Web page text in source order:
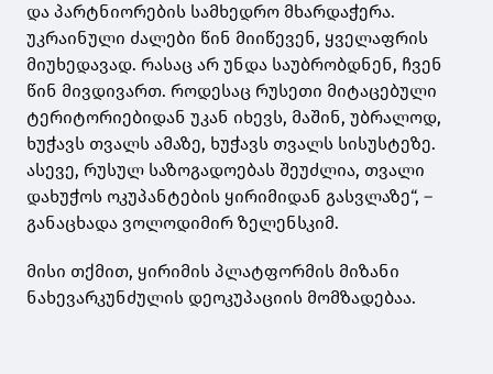
და პარტნიორების სამხედრო მხარდაჭერა.
უკრაინული ძალები წინ მიიწევენ, ყველაფრის
მიუხედავად. რასაც არ უნდა საუბრობდნენ, ჩვენ
წინ მივდივართ. როდესაც რუსეთი მიტაცებული
ტერიტორიებიდან უკან იხევს, მაშინ, უბრალოდ,
ხუჭავს თვალს ამაზე, ხუჭავს თვალს სისუსტეზე.
ასევე, რუსულ საზოგადოებას შეუძლია, თვალი
დახუჭოს ოკუპანტების ყირიმიდან გასვლაზე“, –
განაცხადა ვოლოდიმირ ზელენსკიმ.
მისი თქმით, ყირიმის პლატფორმის მიზანი
ნახევარკუნძულის დეოკუპაციის მომზადებაა.